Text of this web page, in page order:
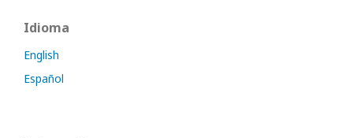
Idioma
English
Español